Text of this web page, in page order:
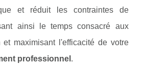
et réduit les contraintes de
ainsi le temps consacré aux
maximisant l'efficacité de votre
professionnel .